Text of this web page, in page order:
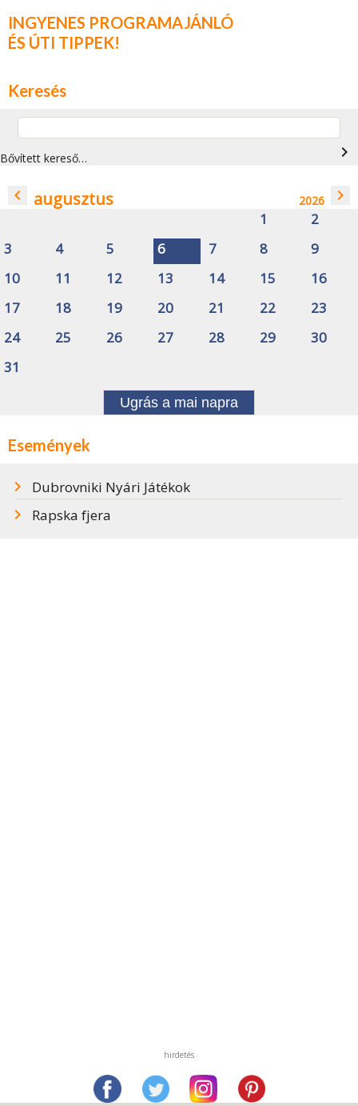
INGYENES PROGRAMAJÁNLÓ
ÉS ÚTI TIPPEK!
Keresés
Bővített kereső… navigate_next
navigate_before augusztus 2026 navigate_next
1
2
3
4 5 6 7 8
9
10
11 12 13 14 15
16
17
18 19 20 21 22
23
24
25 26 27 28 29
30
31
Ugrás a mai napra
Események
Dubrovniki Nyári Játékok
Rapska fjera
hirdetés